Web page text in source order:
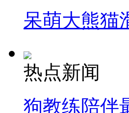
呆萌大熊猫
热点新闻
狗教练陪伴